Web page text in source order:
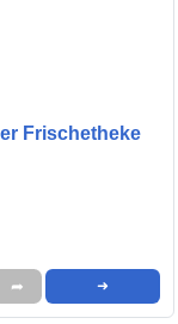
Frischetheke
➦ ➜